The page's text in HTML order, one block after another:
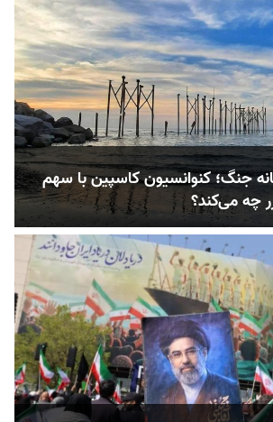
جنگ؛ کنوانسیون کاسپین با سهم
چه می‌کند؟